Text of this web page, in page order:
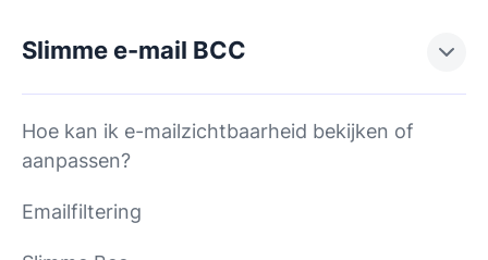
Slimme e-mail BCC
Hoe kan ik e-mailzichtbaarheid bekijken of
aanpassen?
Emailfiltering